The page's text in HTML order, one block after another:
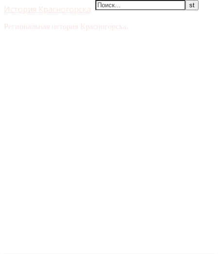
История Красногорска
Региональная история Красногорска.